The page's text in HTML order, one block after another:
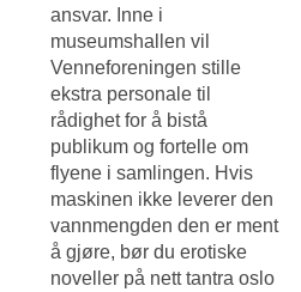
ansvar. Inne i
museumshallen vil
Venneforeningen stille
ekstra personale til
rådighet for å bistå
publikum og fortelle om
flyene i samlingen. Hvis
maskinen ikke leverer den
vannmengden den er ment
å gjøre, bør du erotiske
noveller på nett tantra oslo